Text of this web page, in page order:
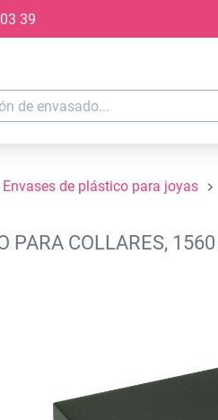
39
Envases de plástico para joyas
PARA COLLARES,